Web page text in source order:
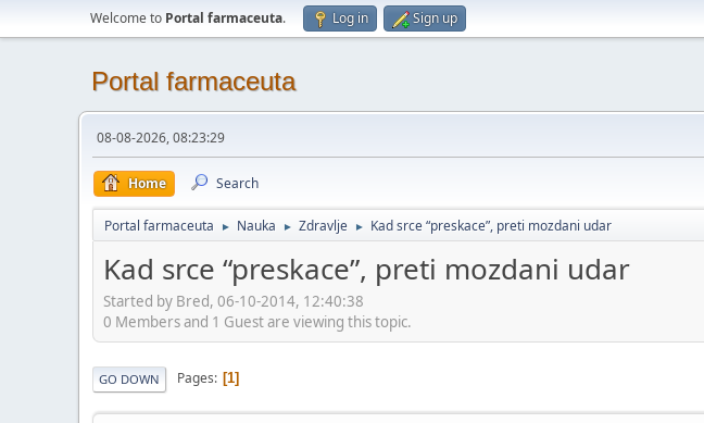
Welcome to Portal farmaceuta. Log in Sign up
Portal farmaceuta
08-08-2026, 08:23:29
Home Search
Portal farmaceuta ► Nauka ► Zdravlje ► Kad srce “preskace”, preti mozdani udar
Kad srce “preskace”, preti mozdani udar
Started by Bred, 06-10-2014, 12:40:38
0 Members and 1 Guest are viewing this topic.
GO DOWN Pages 1